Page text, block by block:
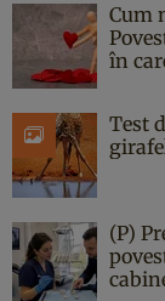
Cum
în
Test
(P)